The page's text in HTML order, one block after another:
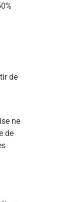
de
ne
de